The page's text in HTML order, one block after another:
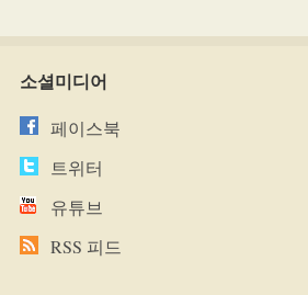
소셜미디어
페이스북
트위터
유튜브
RSS 피드